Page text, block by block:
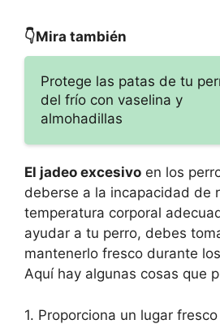
👇Mira también
Protege las patas de tu
del frío con vaselina y
almohadillas
El jadeo excesivo en los
deberse a la incapacidad de
temperatura corporal
ayudar a tu perro, debes
mantenerlo fresco durante
Aquí hay algunas cosas que
1. Proporciona un lugar